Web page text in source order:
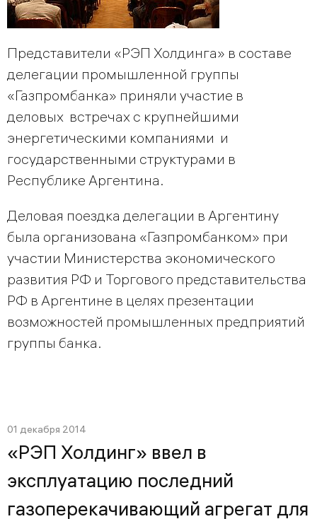
Представители «РЭП Холдинга» в составе
делегации промышленной группы
«Газпромбанка» приняли участие в
деловых встречах с крупнейшими
энергетическими компаниями и
государственными структурами в
Республике Аргентина.
Деловая поездка делегации в Аргентину
была организована «Газпромбанком» при
участии Министерства экономического
развития РФ и Торгового представительства
РФ в Аргентине в целях презентации
возможностей промышленных предприятий
группы банка.
01 декабря 2014
«РЭП Холдинг» ввел в
эксплуатацию последний
газоперекачивающий агрегат для